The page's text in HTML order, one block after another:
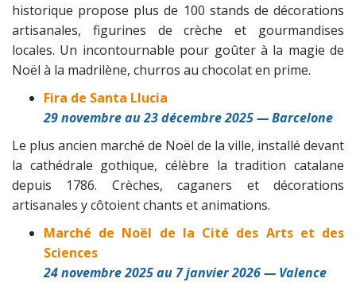
historique propose plus de 100 stands de décorations
artisanales, figurines de crèche et gourmandises
locales. Un incontournable pour goûter à la magie de
Noël à la madrilène, churros au chocolat en prime.
Fira de Santa Llucia
29 novembre au 23 décembre 2025 — Barcelone
Le plus ancien marché de Noël de la ville, installé devant
la cathédrale gothique, célèbre la tradition catalane
depuis 1786. Crèches, caganers et décorations
artisanales y côtoient chants et animations.
Marché de Noël de la Cité des Arts et des
Sciences
24 novembre 2025 au 7 janvier 2026 — Valence